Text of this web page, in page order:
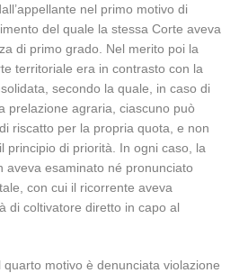
nel primo motivo di
del quale la stessa Corte aveva
di primo grado. Nel merito poi la
territoriale era in contrasto con la
secondo la quale, in caso di
prelazione agraria, ciascuno può
riscatto per la propria quota, e non
principio di priorità. In ogni caso, la
aveva esaminato né pronunciato
con cui il ricorrente aveva
di coltivatore diretto in capo al
motivo è denunciata violazione